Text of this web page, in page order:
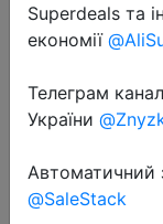
2018-11-30
3.0 30W
Superdeals та
економії
Телеграм
України
Автоматичний
@SaleStack